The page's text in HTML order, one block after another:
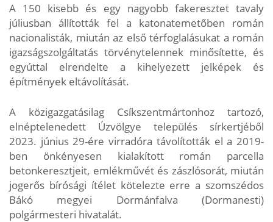
A 150 kisebb és egy nagyobb fakeresztet tavaly
júliusban állították fel a katonatemetőben román
nacionalisták, miután az első térfoglalásukat a román
igazságszolgáltatás törvénytelennek minősítette, és
egyúttal elrendelte a kihelyezett jelképek és
építmények eltávolítását.
A közigazgatásilag Csíkszentmártonhoz tartozó,
elnéptelenedett Úzvölgye település sírkertjéből
2023. június 29-ére virradóra távolították el a 2019-
ben önkényesen kialakított román parcella
betonkeresztjeit, emlékművét és zászlósorát, miután
jogerős bírósági ítélet kötelezte erre a szomszédos
Bákó megyei Dormánfalva (Dormanesti)
polgármesteri hivatalát.